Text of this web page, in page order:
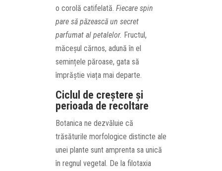
o corolă catifelată. Fiecare spin
pare să păzească un secret
parfumat al petalelor. Fructul,
măceșul cărnos, adună în el
semințele păroase, gata să
împrăștie viața mai departe.
Ciclul de creștere și
perioada de recoltare
Botanica ne dezvăluie că
trăsăturile morfologice distincte ale
unei plante sunt amprenta sa unică
în regnul vegetal. De la filotaxia